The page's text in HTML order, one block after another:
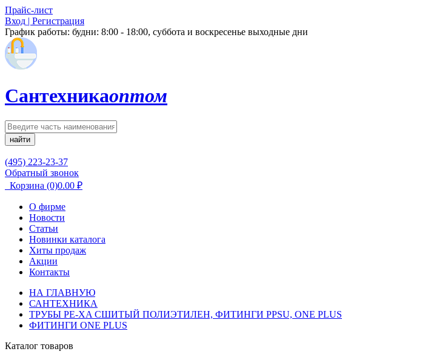
Прайс-лист
Вход | Регистрация
График работы: будни: 8:00 - 18:00, суббота и воскресенье выходные дни
Сантехникаоптом
найти
(495) 223-23-37
Обратный звонок
Корзина (0)0.00 ₽
О фирме
Новости
Статьи
Новинки каталога
Хиты продаж
Акции
Контакты
НА ГЛАВНУЮ
САНТЕХНИКА
ТРУБЫ PE-XA СШИТЫЙ ПОЛИЭТИЛЕН, ФИТИНГИ PPSU, ONE PLUS
ФИТИНГИ ONE PLUS
Каталог товаров